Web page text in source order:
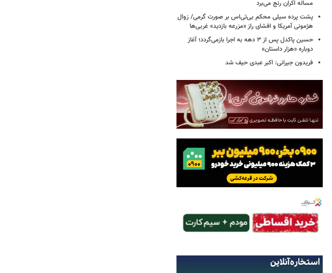
مساله اکران رنج می‌برد
پشت پرده سیلی محکم بی‌تی‌اس بر صورت گرمی/ زوال
هژمونی آمریکا و افشای راز «مزرعه بازدید» غربی‌ها
حسین پاکدل پس از ۳ دهه به اجرا بازمی‌گردد؛ آغاز
دوباره «هزار داستان»
فریدون جیرانی: اکبر عبدی حیف شد